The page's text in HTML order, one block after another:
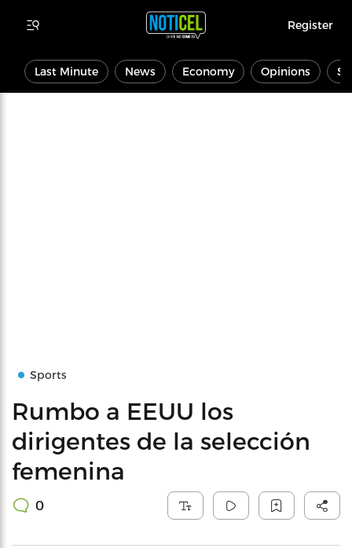
Register
Last Minute News Economy Opinions
Sports
Rumbo a EEUU los
dirigentes de la selección
femenina
0